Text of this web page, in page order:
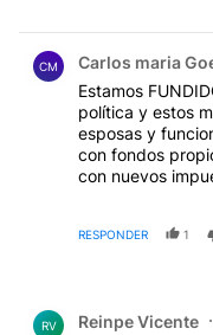
CM Carlos maria
Estamos
política y estos
esposas y
con fondos
con nuevos
empresas no
de la empresa
RESPONDER 1
RV Reinpe Vicente